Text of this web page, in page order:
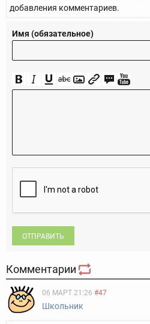
добавления комментариев.
Имя (обязательное)
ОТПРАВИТЬ
Комментарии
06 МАРТ 21:26 #47
Шкoльник